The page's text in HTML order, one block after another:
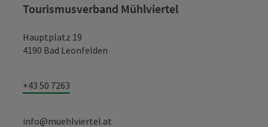
Tourismusverband Mühlviertel
Hauptplatz 19
4190 Bad Leonfelden
+43 50 7263
info@muehlviertel.at